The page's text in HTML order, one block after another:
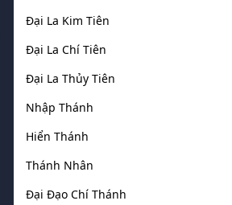
Đại La Kim Tiên
Đại La Chí Tiên
Đại La Thủy Tiên
Nhập Thánh
Hiển Thánh
Thánh Nhân
Đại Đạo Chí Thánh